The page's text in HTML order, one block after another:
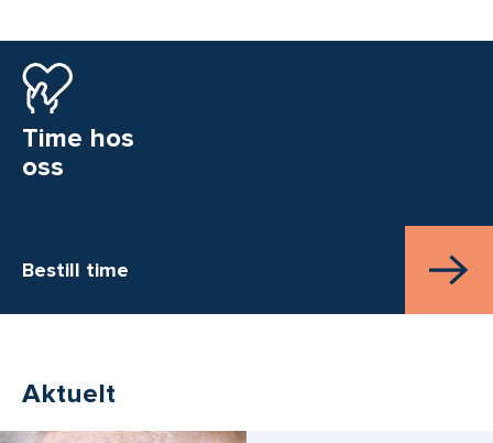
Time hos
oss
Bestill time
Aktuelt